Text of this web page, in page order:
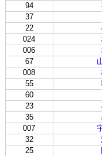
94
37
22
024
006
67
008
55
60
23
35
007
32
25